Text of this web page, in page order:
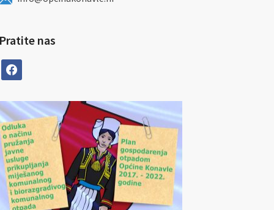
nas
facebook